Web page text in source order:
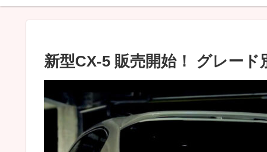
新型CX-5 販売開始！ グレー